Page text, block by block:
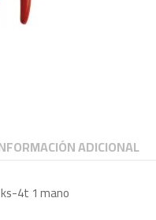
ADICIONAL
4t 1 mano